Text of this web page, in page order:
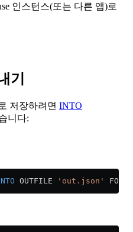
인스턴스(또는 다른 앱)로
기
저장하려면 INTO
니다:
OUTFILE 'out.json'